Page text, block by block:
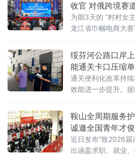
收官 对俄跨境赛
为期3天的 “村村女
龙江省巾帼电商大
村厅、省商务厅、
牡丹江市妇联、绥
在落实全国妇联“支
署，推进“数字龙江”
度融合。
绥芬河公路口岸
能通关卡口压缩
通关便利化改革持
效能进一步提升。
务的系列举措。今
广应用进境智能卡
设备，实现驾驶员
对，有效压缩单车
境货车
鞍山全周期服务
诚邀全国青年才
近日发布“致2026届
出涵盖求职、就业